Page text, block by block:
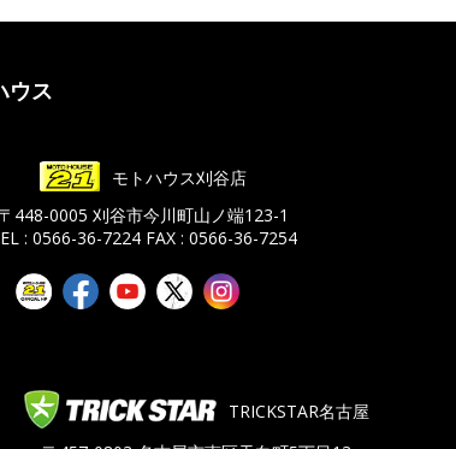
ウス
モトハウス刈谷店
〒448-0005 刈谷市今川町山ノ端123-1
: 0566-36-7224 FAX : 0566-36-7254
TRICKSTAR名古屋